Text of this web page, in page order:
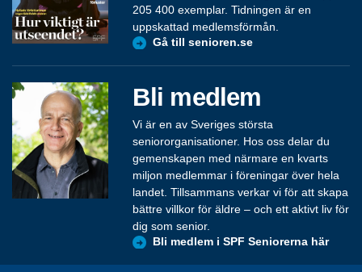
205 400 exemplar. Tidningen är en
uppskattad medlemsförmån.
Gå till senioren.se
Bli medlem
Vi är en av Sveriges största
seniororganisationer. Hos oss delar du
gemenskapen med närmare en kvarts
miljon medlemmar i föreningar över hela
landet. Tillsammans verkar vi för att skapa
bättre villkor för äldre – och ett aktivt liv för
dig som senior.
Bli medlem i SPF Seniorerna här